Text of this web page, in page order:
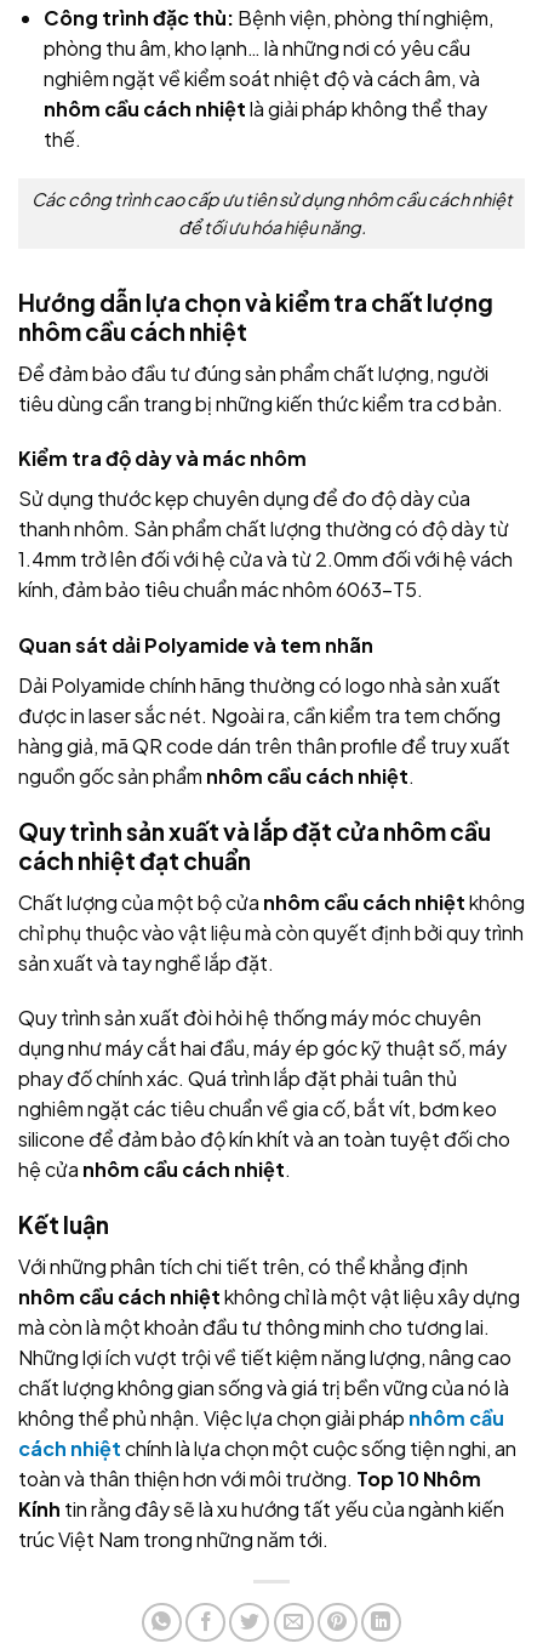
Công trình đặc thù: Bệnh viện, phòng thí nghiệm,
phòng thu âm, kho lạnh… là những nơi có yêu cầu
nghiêm ngặt về kiểm soát nhiệt độ và cách âm, và
nhôm cầu cách nhiệtlà giải pháp không thể thay
thế.
Các công trình cao cấp ưu tiên sử dụng nhôm cầu cách nhiệt
để tối ưu hóa hiệu năng.
Hướng dẫn lựa chọn và kiểm tra chất lượng
nhôm cầu cách nhiệt
Để đảm bảo đầu tư đúng sản phẩm chất lượng, người
tiêu dùng cần trang bị những kiến thức kiểm tra cơ bản.
Kiểm tra độ dày và mác nhôm
Sử dụng thước kẹp chuyên dụng để đo độ dày của
thanh nhôm. Sản phẩm chất lượng thường có độ dày từ
1.4mm trở lên đối với hệ cửa và từ 2.0mm đối với hệ vách
kính, đảm bảo tiêu chuẩn mác nhôm 6063-T5.
Quan sát dải Polyamide và tem nhãn
Dải Polyamide chính hãng thường có logo nhà sản xuất
được in laser sắc nét. Ngoài ra, cần kiểm tra tem chống
hàng giả, mã QR code dán trên thân profile để truy xuất
nguồn gốc sản phẩm nhôm cầu cách nhiệt.
Quy trình sản xuất và lắp đặt cửa nhôm cầu
cách nhiệt đạt chuẩn
Chất lượng của một bộ cửa nhôm cầu cách nhiệtkhông
chỉ phụ thuộc vào vật liệu mà còn quyết định bởi quy trình
sản xuất và tay nghề lắp đặt.
Quy trình sản xuất đòi hỏi hệ thống máy móc chuyên
dụng như máy cắt hai đầu, máy ép góc kỹ thuật số, máy
phay đố chính xác. Quá trình lắp đặt phải tuân thủ
nghiêm ngặt các tiêu chuẩn về gia cố, bắt vít, bơm keo
silicone để đảm bảo độ kín khít và an toàn tuyệt đối cho
hệ cửa nhôm cầu cách nhiệt.
Kết luận
Với những phân tích chi tiết trên, có thể khẳng định
nhôm cầu cách nhiệtkhông chỉ là một vật liệu xây dựng
mà còn là một khoản đầu tư thông minh cho tương lai.
Những lợi ích vượt trội về tiết kiệm năng lượng, nâng cao
chất lượng không gian sống và giá trị bền vững của nó là
không thể phủ nhận. Việc lựa chọn giải pháp nhôm cầu
cách nhiệtchính là lựa chọn một cuộc sống tiện nghi, an
toàn và thân thiện hơn với môi trường. Top 10 Nhôm
Kính tin rằng đây sẽ là xu hướng tất yếu của ngành kiến
trúc Việt Nam trong những năm tới.